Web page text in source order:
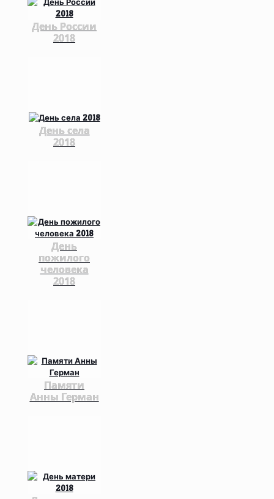
День России
2018
День села
2018
День
пожилого
человека
2018
Памяти
Анны Герман